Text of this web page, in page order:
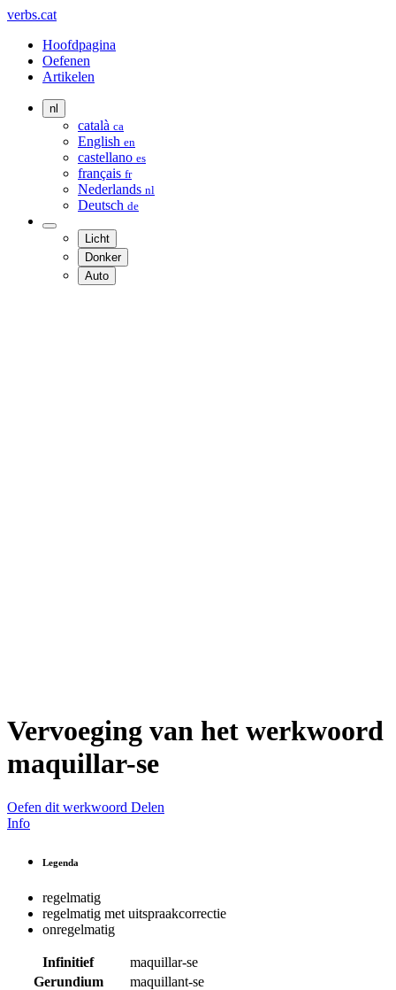
verbs.cat
Hoofdpagina
Oefenen
Artikelen
nl
català ca
English en
castellano es
français fr
Nederlands nl
Deutsch de
Licht
Donker
Auto
Vervoeging van het werkwoord
maquillar-se
Oefen dit werkwoord Delen
Info
Legenda
regelmatig
regelmatig met uitspraakcorrectie
onregelmatig
Infinitief
maquillar-se
Gerundium
maquillant-se